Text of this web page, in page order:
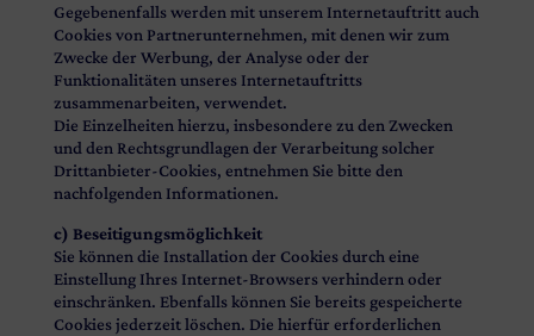
Gegebenenfalls werden mit unserem Internetauftritt auch
Cookies von Partnerunternehmen, mit denen wir zum
Zwecke der Werbung, der Analyse oder der
Funktionalitäten unseres Internetauftritts
zusammenarbeiten, verwendet.
Die Einzelheiten hierzu, insbesondere zu den Zwecken
und den Rechtsgrundlagen der Verarbeitung solcher
Drittanbieter-Cookies, entnehmen Sie bitte den
nachfolgenden Informationen.
c) Beseitigungsmöglichkeit
Sie können die Installation der Cookies durch eine
Einstellung Ihres Internet-Browsers verhindern oder
einschränken. Ebenfalls können Sie bereits gespeicherte
Cookies jederzeit löschen. Die hierfür erforderlichen